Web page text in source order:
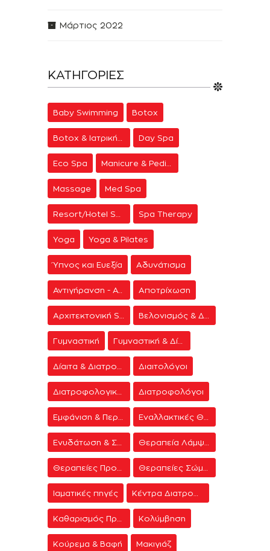
Μάρτιος 2022
ΚΑΤΗΓΟΡΊΕΣ
Baby Swimming Botox
Day Spa
Eco Spa
Massage Med Spa
Spa Therapy
Yoga Yoga & Pilates
Ύπνος και Ευεξία Αδυνάτισμα
Αντιγήρανση - Ανάπλαση Προσώπου Αποτρίχωση
Γυμναστική Γυμναστική & Δίαιτα
Διαιτολόγοι
Διατροφολόγοι
Ιαματικές πηγές
Κολύμβηση
Κούρεμα & Βαφή Μακιγιάζ